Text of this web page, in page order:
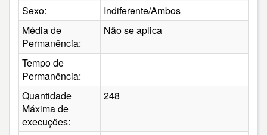
Sexo:
Indiferente/Ambos
Média de
Permanência:
Não se aplica
Tempo de
Permanência:
Quantidade
Máxima de
execuções:
248